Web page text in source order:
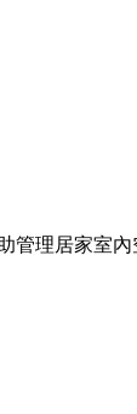
理居家室內